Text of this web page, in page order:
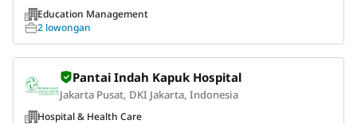
Education Management
2 lowongan
Pantai Indah Kapuk Hospital
Jakarta Pusat, DKI Jakarta, Indonesia
Hospital & Health Care